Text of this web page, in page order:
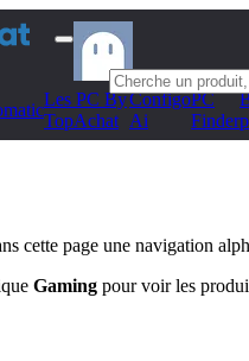
Les PC By
TopAchat
Configo
Ai
PC
Finder
cette page une navigation
Gaming pour voir les